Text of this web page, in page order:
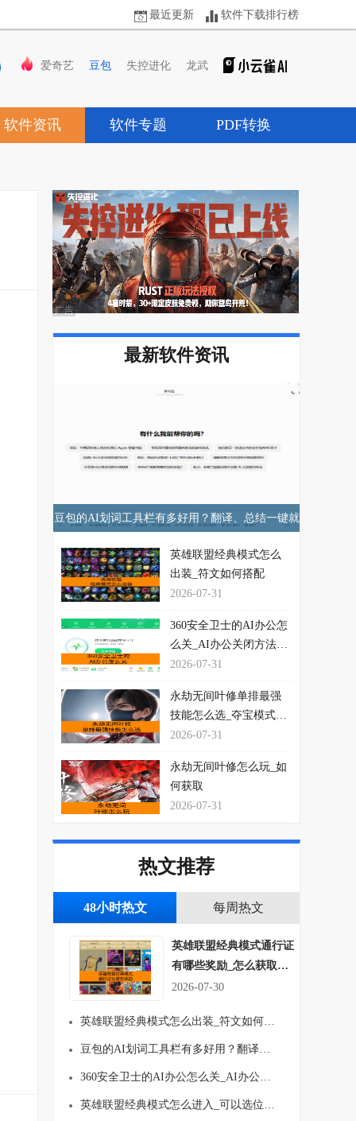
最近更新 软件下载排行榜
爱奇艺 豆包 失控进化 龙武
软件资讯 软件专题 PDF转换
最新软件资讯
豆包的AI划词工具栏有多好用？翻译、总结一键就
行！
英雄联盟经典模式怎么
出装_符文如何搭配
2026-07-31
360安全卫士的AI办公怎
么关_AI办公关闭方法介
绍
2026-07-31
永劫无间叶修单排最强
技能怎么选_夺宝模式玩
法思路介绍
2026-07-31
永劫无间叶修怎么玩_如
何获取
2026-07-31
热文推荐
48小时热文 每周热文
英雄联盟经典模式通行证
有哪些奖励_怎么获取符
文吗
2026-07-30
英雄联盟经典模式怎么出装_符文如何搭配
豆包的AI划词工具栏有多好用？翻译、总结一键就行！
360安全卫士的AI办公怎么关_AI办公关闭方法介绍
英雄联盟经典模式怎么进入_可以选位置吗